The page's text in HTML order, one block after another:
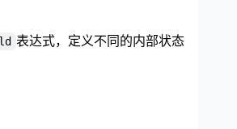
表达式，定义不同的内部状态